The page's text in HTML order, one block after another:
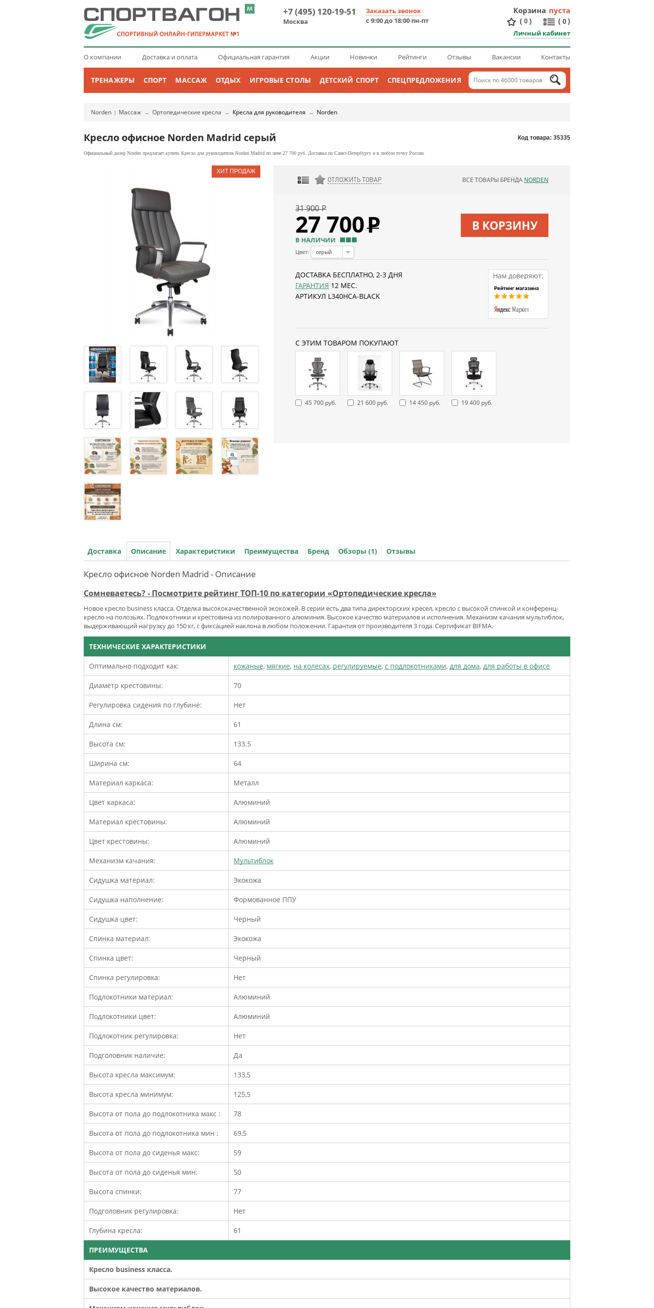
+7 (495) 120-19-51
Москва
Заказать звонок
с 9:00 до 18:00 пн-пт
Корзина пуста
( 0 ) ( 0 )
Личный кабинет
О компании Доставка и оплата Официальная гарантия Акции Новинки Рейтинги Отзывы Вакансии Контакты
ТРЕНАЖЕРЫ СПОРТ МАССАЖ ОТДЫХ ИГРОВЫЕ СТОЛЫ ДЕТСКИЙ СПОРТ СПЕЦПРЕДЛОЖЕНИЯ
Norden | Массаж → Ортопедические кресла → Кресла для руководителя → Norden
Код товара: 35335
Кресло офисное Norden Madrid серый
Официальный дилер Norden предлагает купить Кресло для руководителя Norden Madrid по цене 27 700 руб. Доставка по Санкт-Петербургу и в любую точку России.
ДОБАВИТЬ К СРАВНЕНИЮ ОБНОВЛЯЮ СПИСОК
ОТЛОЖИТЬ ТОВАР ВСЕ ТОВАРЫ БРЕНДА NORDEN
31 900 Р
27 700Р
В НАЛИЧИИ
Цвет: серый
В КОРЗИНУ
ДОСТАВКА БЕСПЛАТНО, 2-3 ДНЯ
ГАРАНТИЯ 12 МЕС.
АРТИКУЛ L340HCA-BLACK
Нам доверяют:
С ЭТИМ ТОВАРОМ ПОКУПАЮТ
45 700 руб. 21 600 руб. 14 450 руб. 19 400 руб.
Доставка Описание Характеристики Преимущества Бренд Обзоры (1) Отзывы
Кресло офисное Norden Madrid - Описание
Сомневаетесь? - Посмотрите рейтинг ТОП-10 по категории «Ортопедические кресла»
Новое кресло business класса. Отделка высококачественной экокожей. В серии есть два типа директорских кресел, кресло с высокой спинкой и конференц-
кресло на полозьях. Подлокотники и крестовина из полированного алюминия. Высокое качество материалов и исполнения. Механизм качания мультиблок,
выдерживающий нагрузку до 150 кг, с фиксацией наклона в любом положении. Гарантия от производителя 3 года. Сертификат BIFMA.
ТЕХНИЧЕСКИЕ ХАРАКТЕРИСТИКИ
Оптимально подходит как: кожаные, мягкие, на колесах, регулируемые, с подлокотниками, для дома, для работы в офисе
Диаметр крестовины: 70
Регулировка сидения по глубине: Нет
Длина см: 61
Высота см: 133.5
Ширина см: 64
Материал каркаса: Металл
Цвет каркаса: Алюминий
Материал крестовины: Алюминий
Цвет крестовины: Алюминий
Механизм качания: Мультиблок
Сидушка материал: Экокожа
Сидушка наполнение: Формованное ППУ
Сидушка цвет: Черный
Спинка материал: Экокожа
Спинка цвет: Черный
Спинка регулировка: Нет
Подлокотники материал: Алюминий
Подлокотники цвет: Алюминий
Подлокотник регулировка: Нет
Подголовник наличие: Да
Высота кресла максимум: 133,5
Высота кресла минимум: 125,5
Высота от пола до подлокотника макс : 78
Высота от пола до подлокотника мин : 69,5
Высота от пола до сиденья макс: 59
Высота от пола до сиденья мин: 50
Высота спинки: 77
Подголовник регулировка: Нет
Глубина кресла: 61
ПРЕИМУЩЕСТВА
Кресло business класса.
Высокое качество материалов.